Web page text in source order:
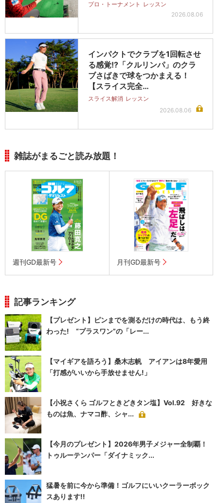
プロ・トーナメント レッスン
2026.08.06
インパクトでクラブを1回転させ
る感覚!?「クルリンパ」のクラ
ブさばきで球をつかまえる！
【スライス完全…
スライス解消 レッスン
2026.08.06
雑誌がまるごと読み放題！
週刊GD最新号 月刊GD最新号
記事ランキング
【プレゼント】ピンまでを測るだけの時代は、もう終
わった! “プラスワン”の「レー...
【マイギアを語ろう】桑木志帆 アイアンは8年愛用
「打感がいいから手放せません!」
【小祝さくら ゴルフときどきタン塩】Vol.92 好きな
ものは魚、ナマコ酢、シャ...
【今月のプレゼント】2026年男子メジャー全制覇！
トゥルーテンパー「ダイナミック...
猛暑を前に今から準備！ゴルフにいいクーラーボック
スあります!!